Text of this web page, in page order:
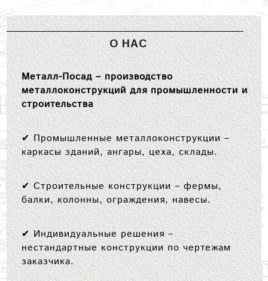
О НАС
Металл-Посад – производство
металлоконструкций для промышленности и
строительства
✔Промышленные металлоконструкции–
каркасы зданий, ангары, цеха, склады.
✔Строительные конструкции– фермы,
балки, колонны, ограждения, навесы.
✔Индивидуальные решения–
нестандартные конструкции по чертежам
заказчика.